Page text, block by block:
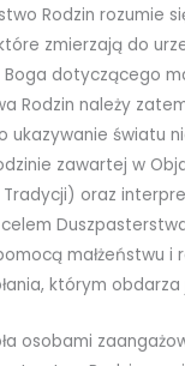
Rodzin rozumie
które zmierzają do
dotyczącego
Rodzin należy
ukazywanie światu
zawartej w
Tradycji) oraz
małżeństwu i
którym obdarza
osobami